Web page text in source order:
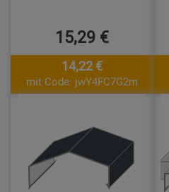
15,29 €
14,22 €
mit Code: jwY4FC7G2m